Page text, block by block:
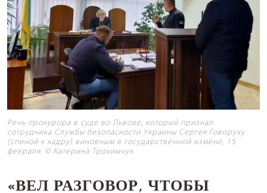
Речь прокурора в суде во Львове, который признал
сотрудника Службы безопасности Украины Сергея Говоруху
(спиной к кадру) виновным в государственной измене, 15
февраля. © Катерина Трохимчук
«ВЕЛ РАЗГОВОР, ЧТОБЫ